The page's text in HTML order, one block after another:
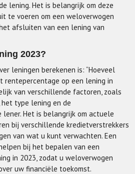
lening. Het is belangrijk om deze
te voeren om een weloverwogen
afsluiten van een lening van
2023?
leningen berekenen is: “Hoeveel
rentepercentage op een lening in
van verschillende factoren, zoals
type lening en de
lener. Het is belangrijk om actuele
bij verschillende kredietverstrekkers
van wat u kunt verwachten. Een
bij het bepalen van een
in 2023, zodat u weloverwogen
uw financiële toekomst.